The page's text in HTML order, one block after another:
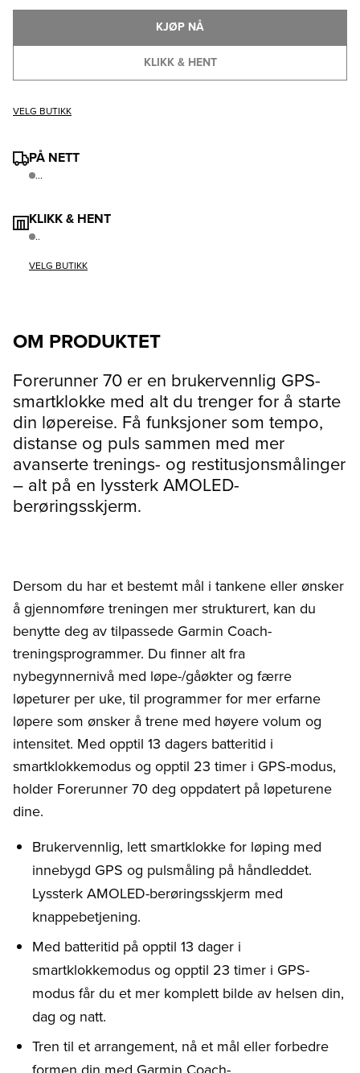
KLIKK & HENT
KJØP NÅ
VELG BUTIKK
PÅ NETT
...
KLIKK & HENT
..
VELG BUTIKK
OM PRODUKTET
Forerunner 70 er en brukervennlig GPS-
smartklokke med alt du trenger for å starte
din løpereise. Få funksjoner som tempo,
distanse og puls sammen med mer
avanserte trenings- og restitusjonsmålinger
– alt på en lyssterk AMOLED-
berøringsskjerm.
Dersom du har et bestemt mål i tankene eller ønsker
å gjennomføre treningen mer strukturert, kan du
benytte deg av tilpassede Garmin Coach-
treningsprogrammer. Du finner alt fra
nybegynnernivå med løpe-/gåøkter og færre
løpeturer per uke, til programmer for mer erfarne
løpere som ønsker å trene med høyere volum og
intensitet. Med opptil 13 dagers batteritid i
smartklokkemodus og opptil 23 timer i GPS-modus,
holder Forerunner 70 deg oppdatert på løpeturene
dine.
Brukervennlig, lett smartklokke for løping med
innebygd GPS og pulsmåling på håndleddet.
Lyssterk AMOLED-berøringsskjerm med
knappebetjening.
Med batteritid på opptil 13 dager i
smartklokkemodus og opptil 23 timer i GPS-
modus får du et mer komplett bilde av helsen din,
dag og natt.
Tren til et arrangement, nå et mål eller forbedre